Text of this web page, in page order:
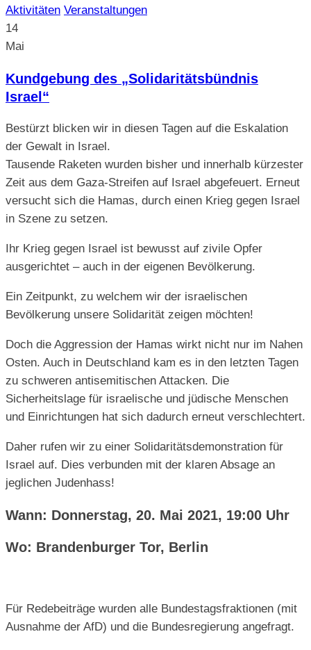
Aktivitäten Veranstaltungen
14
Mai
Kundgebung des „Solidaritätsbündnis
Israel“
Bestürzt blicken wir in diesen Tagen auf die Eskalation
der Gewalt in Israel.
Tausende Raketen wurden bisher und innerhalb kürzester
Zeit aus dem Gaza-Streifen auf Israel abgefeuert. Erneut
versucht sich die Hamas, durch einen Krieg gegen Israel
in Szene zu setzen.
Ihr Krieg gegen Israel ist bewusst auf zivile Opfer
ausgerichtet – auch in der eigenen Bevölkerung.
Ein Zeitpunkt, zu welchem wir der israelischen
Bevölkerung unsere Solidarität zeigen möchten!
Doch die Aggression der Hamas wirkt nicht nur im Nahen
Osten. Auch in Deutschland kam es in den letzten Tagen
zu schweren antisemitischen Attacken. Die
Sicherheitslage für israelische und jüdische Menschen
und Einrichtungen hat sich dadurch erneut verschlechtert.
Daher rufen wir zu einer Solidaritätsdemonstration für
Israel auf. Dies verbunden mit der klaren Absage an
jeglichen Judenhass!
Wann: Donnerstag, 20. Mai 2021, 19:00 Uhr
Wo: Brandenburger Tor, Berlin
Für Redebeiträge wurden alle Bundestagsfraktionen (mit
Ausnahme der AfD) und die Bundesregierung angefragt.